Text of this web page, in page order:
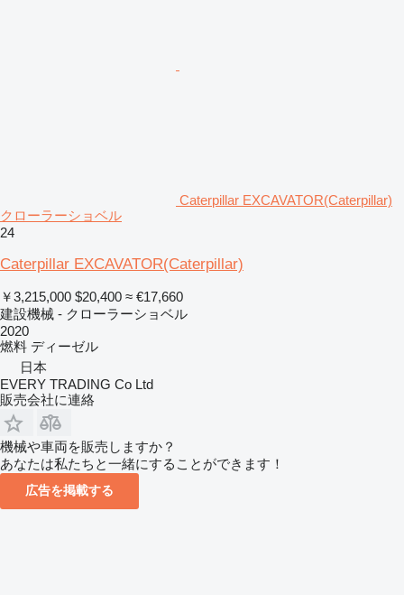
Caterpillar EXCAVATOR(Caterpillar)
クローラーショベル
24
Caterpillar EXCAVATOR(Caterpillar)
￥3,215,000 $20,400 ≈ €17,660
建設機械 - クローラーショベル
2020
燃料 ディーゼル
日本
EVERY TRADING Co Ltd
販売会社に連絡
機械や車両を販売しますか？
あなたは私たちと一緒にすることができます！
広告を掲載する